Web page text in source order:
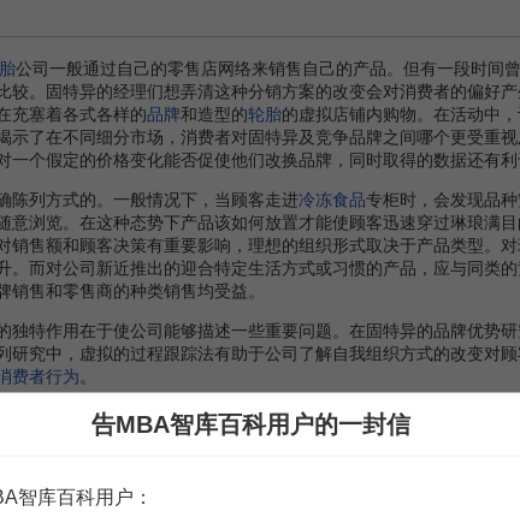
公司一般通过自己的零售店网络来销售自己的产品。但有一段时间
较。固特异的经理们想弄清这种分销方案的改变会对消费者的偏好
充塞着各式各样的品牌和造型的轮胎的虚拟店铺内购物。在活动中
示了在不同细分市场，消费者对固特异及竞争品牌之间哪个更受重
一个假定的价格变化能否促使他们改换品牌，同时取得的数据还有
列方式的。一般情况下，当顾客走进冷冻食品专柜时，会发现品
意浏览。在这种态势下产品该如何放置才能使顾客迅速穿过琳琅满
销售额和顾客决策有重要影响，理想的组织形式取决于产品类型。
。而对公司新近推出的迎合特定生活方式或习惯的产品，应与同类
售和零售商的种类销售均受益。
特作用在于使公司能够描述一些重要问题。在固特异的品牌优势研
研究中，虚拟的过程跟踪法有助于公司了解自我组织方式的改变对
费者行为。
践中并非易事。为此，提出下列建议，以帮助营销人员减少障碍，获
小的公司产品目录的三维模型———包括目录的所有产品的外观
。一个极好的例子如定价试验。定价直接影响利润率。但经营者并
可以通过在一个典型的市场采取适当举措(如当价格敏感性和交叉品
告MBA智库百科用户的一封信
智库百科用户：